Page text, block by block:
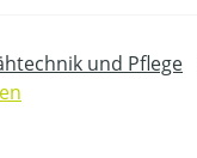
und Pflege